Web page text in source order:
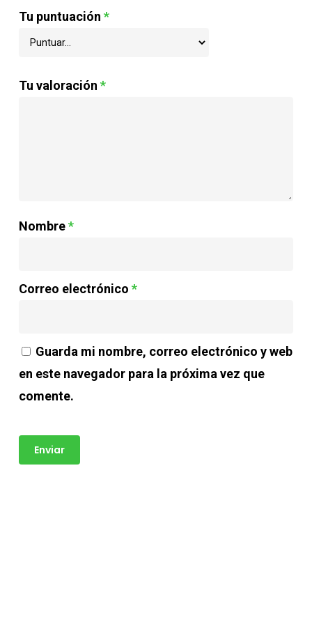
Tu puntuación *
Tu valoración *
Nombre*
Correo electrónico *
Guarda mi nombre, correo electrónico y web
en este navegador para la próxima vez que
comente.